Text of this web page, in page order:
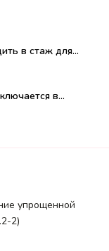
в стаж для...
в...
упрощенной
2)